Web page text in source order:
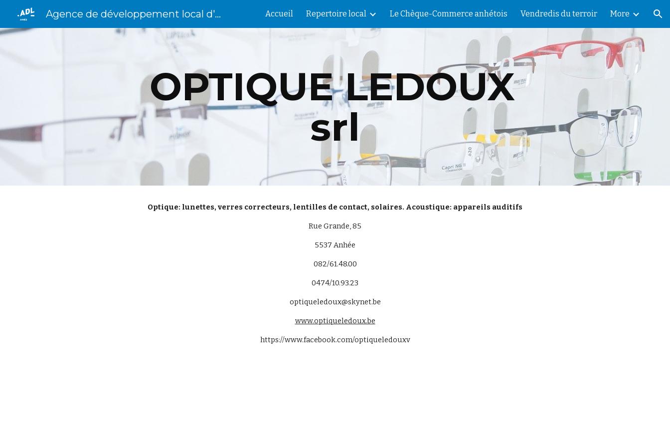
Skip to main content Skip to navigation
Agence de développement local d'Anhée Accueil Repertoire local Le Chèque-Commerce anhétois Vendredis du terroir More
OPTIQUE LEDOUX
srl
Optique: lunettes, verres correcteurs, lentilles de contact, solaires. Acoustique: appareils auditifs
Rue Grande, 85
5537 Anhée
082/61.48.00
0474/10.93.23
optiqueledoux@skynet.be
www.optiqueledoux.be
https://www.facebook.com/optiqueledouxv